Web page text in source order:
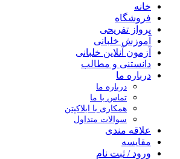
خانه
فروشگاه
پرواز تفریحی
آموزش خلبانی
آزمون آنلاین خلبانی
دانستنی و مطالب
درباره ما
درباره ما
تماس با ما
همکاری با ایلاکپتن
سوالات متداول
علاقه مندی
مقایسه
ورود / ثبت نام